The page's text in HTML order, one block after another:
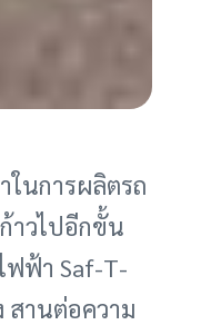
ในการผลิตรถ
าวไปอีกขั้น
ฟฟ้า Saf-T-
สานต่อความ